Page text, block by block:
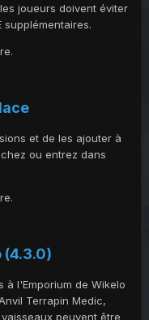
joueurs doivent éviter
et de les ajouter à
ou entrez dans
(4.3.0)
à l'Emporium de Wikelo
Terrapin Medic,
peuvent être